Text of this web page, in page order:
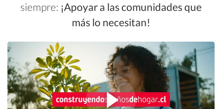
siempre: ¡Apoyar a las comunidades que
más lo necesitan!